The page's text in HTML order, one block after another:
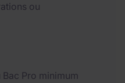
ou
Bac Pro minimum